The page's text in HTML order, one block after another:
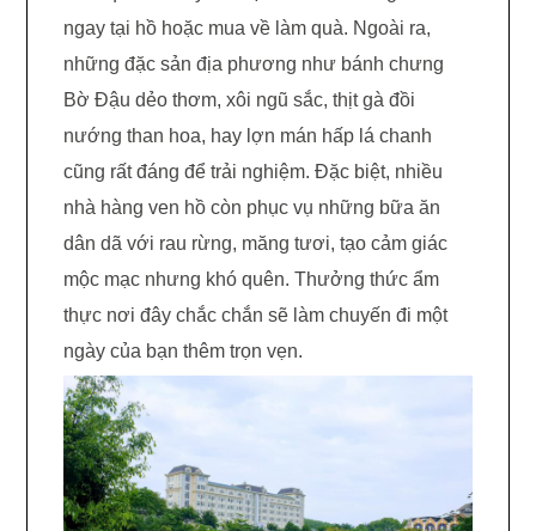
ngay tại hồ hoặc mua về làm quà. Ngoài ra,
những đặc sản địa phương như bánh chưng
Bờ Đậu dẻo thơm, xôi ngũ sắc, thịt gà đồi
nướng than hoa, hay lợn mán hấp lá chanh
cũng rất đáng để trải nghiệm. Đặc biệt, nhiều
nhà hàng ven hồ còn phục vụ những bữa ăn
dân dã với rau rừng, măng tươi, tạo cảm giác
mộc mạc nhưng khó quên. Thưởng thức ẩm
thực nơi đây chắc chắn sẽ làm chuyến đi một
ngày của bạn thêm trọn vẹn.